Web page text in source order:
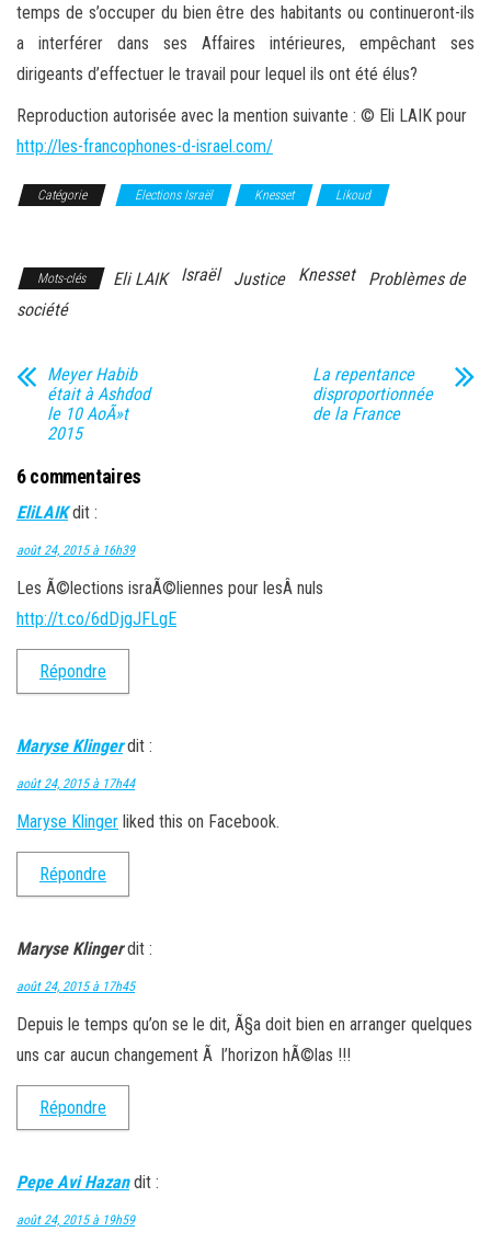
temps de s’occuper du bien être des habitants ou continueront-ils
a interférer dans ses Affaires intérieures, empêchant ses
dirigeants d’effectuer le travail pour lequel ils ont été élus?
Reproduction autorisée avec la mention suivante : © Eli LAIK pour
http://les-francophones-d-israel.com/
Catégorie Elections Israël Knesset Likoud
Mots-clés Eli LAIK Israël Justice Knesset
Problèmes de
société
Meyer Habib
était à Ashdod
le 10 AoÃ»t
2015
La repentance
disproportionnée
de la France
6 commentaires
EliLAIK dit :
août 24, 2015 à 16h39
Les Ã©lections israÃ©liennes pour lesÂ nuls
http://t.co/6dDjgJFLgE
Répondre
Maryse Klinger dit :
août 24, 2015 à 17h44
Maryse Klinger liked this on Facebook.
Répondre
Maryse Klinger dit :
août 24, 2015 à 17h45
Depuis le temps qu’on se le dit, Ã§a doit bien en arranger quelques
uns car aucun changement Ã l’horizon hÃ©las !!!
Répondre
Pepe Avi Hazan dit :
août 24, 2015 à 19h59